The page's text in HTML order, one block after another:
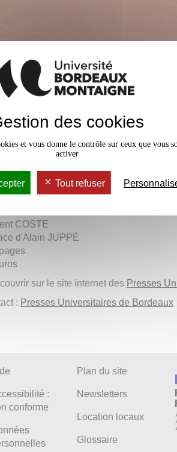
quelques extraits du Mémorandum
conseiller général de la Gironde,
ont pour objectif d’attirer l’attention
000 pages de ce journal intime
transcrits, en intégralité, ont été
culturelle et sociale.
s’est non seulement
qui ont secoué la France et
intéressants sur la révolution
de Paris mais aussi sur les
les ravages de l’oïdium sur le
COSTE
d'Alain JUPPÉ
sur le site internet des Presses
: Presses Universitaires de Bordeaux
:
conforme
Plan du site
Newsletters
Location locaux
Glossaire
des cookies
et vous donne le contrôle sur ceux que vous
activer
Tout refuser